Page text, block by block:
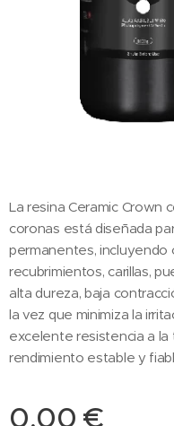
La resina Ceramic Crown
coronas está diseñada
permanentes, incluyendo
recubrimientos, carillas,
alta dureza, baja
la vez que minimiza la
excelente resistencia a
rendimiento estable y
0,00 €